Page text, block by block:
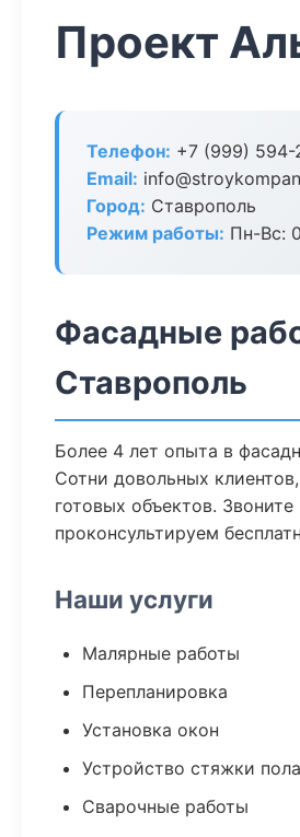
Проект
Телефон: +7 (999) 594-
Email:
Город: Ставрополь
Режим работы: Пн-Вс:
Фасадные
Ставрополь
Более 4 лет опыта в
Сотни довольных
готовых объектов. Звоните
проконсультируем
Наши услуги
Малярные работы
Перепланировка
Установка окон
Устройство стяжки пола
Сварочные работы